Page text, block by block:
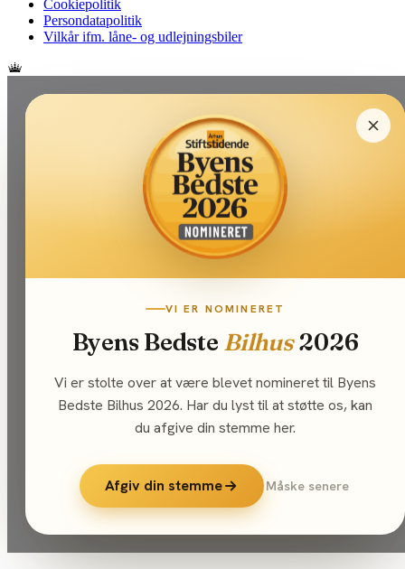
Cookiepolitik
Persondatapolitik
Vilkår ifm. låne- og udlejningsbiler
VI ER NOMINERET
Byens Bedste Bilhus2026
Vi er stolte over at være blevet nomineret til Byens
Bedste Bilhus 2026. Har du lyst til at støtte os, kan
du afgive din stemme her.
Afgiv din stemme Måske senere